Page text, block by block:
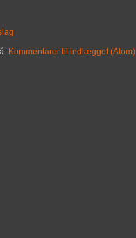
Kommentarer til indlægget (Atom)